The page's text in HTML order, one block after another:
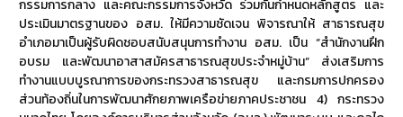
กรรมการกลาง และคณะกรรมการจังหวัด ร่วมกันกำหนดหลักสูตร และ
ประเมินมาตรฐานของ อสม. ให้มีความชัดเจน พิจารณาให้ สาธารณสุข
อำเภอมาเป็นผู้รับผิดชอบสนับสนุนการทำงาน อสม. เป็น “สำนักงานฝึก
อบรม และพัฒนาอาสาสมัครสาธารณสุขประจำหมู่บ้าน” ส่งเสริมการ
ทำงานแบบบูรณาการของกระทรวงสาธารณสุข และกรมการปกครอง
ส่วนท้องถิ่นในการพัฒนาศักยภาพเครือข่ายภาคประชาชน 4) กระทรวง